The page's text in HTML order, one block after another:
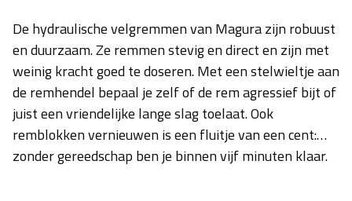
De hydraulische velgremmen van Magura zijn robuust
en duurzaam. Ze remmen stevig en direct en zijn met
weinig kracht goed te doseren. Met een stelwieltje aan
de remhendel bepaal je zelf of de rem agressief bijt of
juist een vriendelijke lange slag toelaat. Ook
remblokken vernieuwen is een fluitje van een cent:
zonder gereedschap ben je binnen vijf minuten klaar.